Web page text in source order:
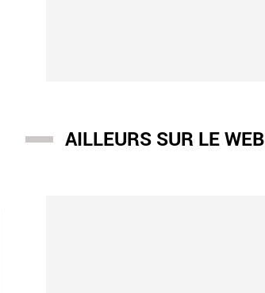
AILLEURS SUR LE WEB